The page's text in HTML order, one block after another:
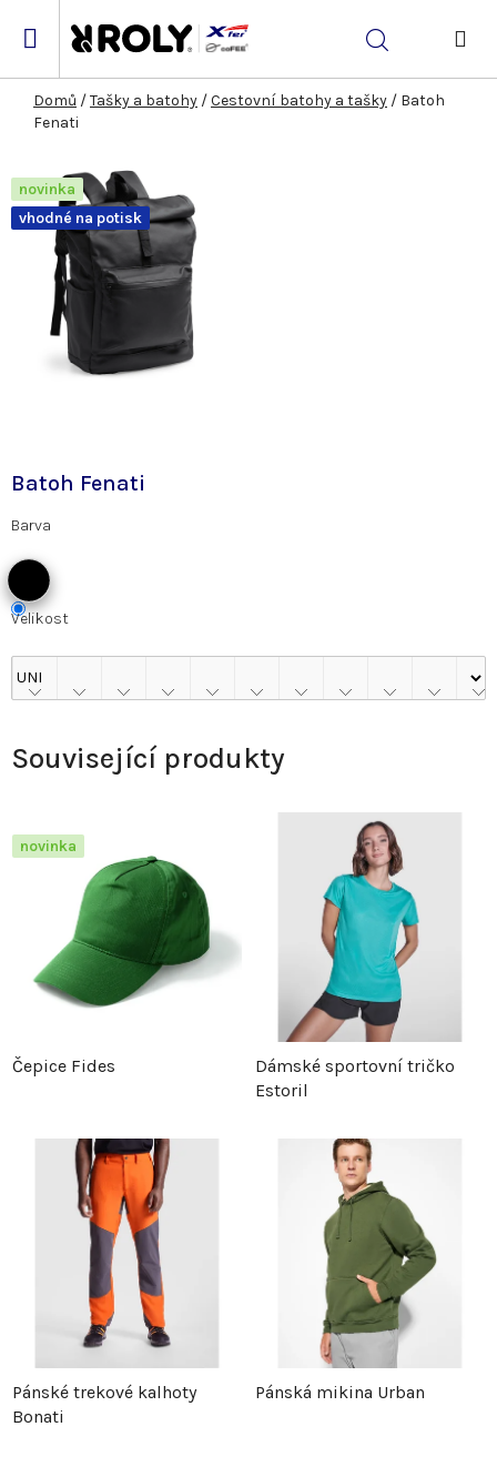
Hledat
Domů /Tašky a batohy /Cestovní batohy a tašky / Batoh
Fenati
Batoh Fenati
Barva
Velikost
novinka
vhodné na potisk
Související produkty
novinka
Čepice Fides
Dámské sportovní tričko
Estoril
Pánské trekové kalhoty
Bonati
Pánská mikina Urban